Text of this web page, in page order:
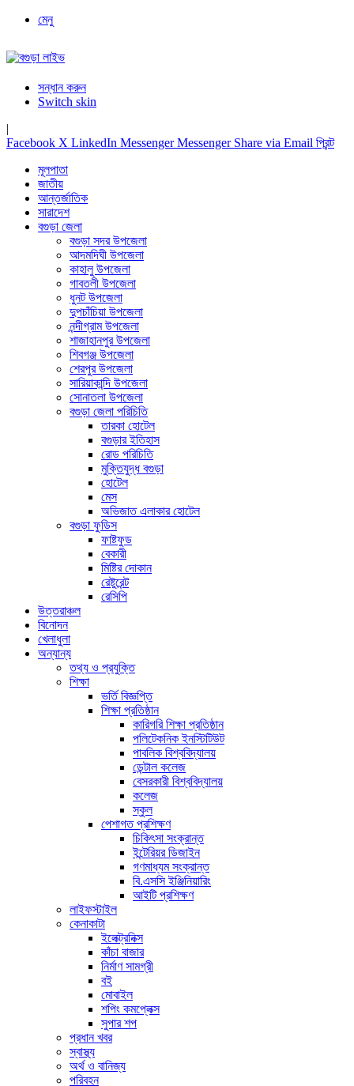
মেনু
সন্ধান করুন
Switch skin
|
Facebook X LinkedIn Messenger Messenger Share via Email প্রিন্ট
মূলপাতা
জাতীয়
আন্তর্জাতিক
সারাদেশ
বগুড়া জেলা
বগুড়া সদর উপজেলা
আদমদিঘী উপজেলা
কাহালু উপজেলা
গাবতলী উপজেলা
ধুনট উপজেলা
দুপচাঁচিয়া উপজেলা
নন্দীগ্রাম উপজেলা
শাজাহানপুর উপজেলা
শিবগঞ্জ উপজেলা
শেরপুর উপজেলা
সারিয়াকান্দি উপজেলা
সোনাতলা উপজেলা
বগুড়া জেলা পরিচিতি
তারকা হোটেল
বগুড়ার ইতিহাস
রোড পরিচিতি
মুক্তিযুদ্ধ বগুড়া
হোটেল
মেস
অভিজাত এলাকার হোটেল
বগুড়া ফুডিস
ফাষ্টফুড
বেকারী
মিষ্টির দোকান
রেষ্টুরেন্ট
রেসিপি
উত্তরাঞ্চল
বিনোদন
খেলাধুলা
অন্যান্য
তথ্য ও প্রযুক্তি
শিক্ষা
ভর্তি বিজ্ঞপ্তি
শিক্ষা প্রতিষ্ঠান
কারিগরি শিক্ষা প্রতিষ্ঠান
পলিটেকনিক ইনস্টিটিউট
পাবলিক বিশ্ববিদ্যালয়
ডেন্টাল কলেজ
বেসরকারী বিশ্ববিদ্যালয়
কলেজ
স্কুল
পেশাগত প্রশিক্ষণ
চিকিৎসা সংক্রান্ত
ইন্টেরিয়র ডিজাইন
গণমাধ্যম সংক্রান্ত
বি.এসসি ইঞ্জিনিয়ারিং
আইটি প্রশিক্ষণ
লাইফস্টাইল
কেনাকাটা
ইলেক্ট্রনিক্স
কাঁচা বাজার
নির্মাণ সামগ্রী
বই
মোবাইল
শপিং কমপ্লেক্স
সুপার শপ
প্রধান খবর
স্বাস্থ্য
অর্থ ও বানিজ্য
পরিবহন